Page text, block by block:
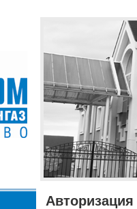
Авторизация